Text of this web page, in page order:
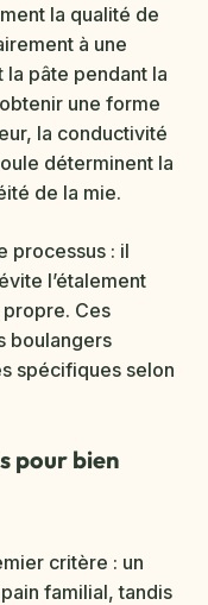
la qualité de
à une
pâte pendant la
une forme
la conductivité
déterminent la
de la mie.
processus : il
l’étalement
Ces
boulangers
spécifiques selon
pour bien
critère : un
familial, tandis